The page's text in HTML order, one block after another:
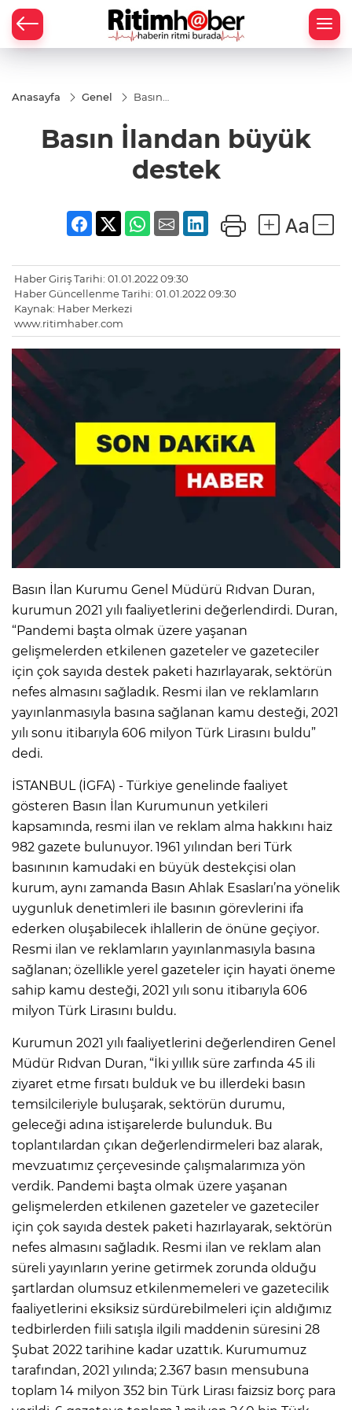
Anasayfa Genel
Basın
destek
Basın İlandan büyük
destek
Haber Giriş Tarihi: 01.01.2022 09:30
Haber Güncellenme Tarihi: 01.01.2022 09:30
Kaynak: Haber Merkezi
www.ritimhaber.com
Basın İlan Kurumu Genel Müdürü Rıdvan Duran,
kurumun 2021 yılı faaliyetlerini değerlendirdi. Duran,
“Pandemi başta olmak üzere yaşanan
gelişmelerden etkilenen gazeteler ve gazeteciler
için çok sayıda destek paketi hazırlayarak, sektörün
nefes almasını sağladık. Resmi ilan ve reklamların
yayınlanmasıyla basına sağlanan kamu desteği, 2021
yılı sonu itibarıyla 606 milyon Türk Lirasını buldu”
dedi.
İSTANBUL (İGFA) - Türkiye genelinde faaliyet
gösteren Basın İlan Kurumunun yetkileri
kapsamında, resmi ilan ve reklam alma hakkını haiz
982 gazete bulunuyor. 1961 yılından beri Türk
basınının kamudaki en büyük destekçisi olan
kurum, aynı zamanda Basın Ahlak Esasları’na yönelik
uygunluk denetimleri ile basının görevlerini ifa
ederken oluşabilecek ihlallerin de önüne geçiyor.
Resmi ilan ve reklamların yayınlanmasıyla basına
sağlanan; özellikle yerel gazeteler için hayati öneme
sahip kamu desteği, 2021 yılı sonu itibarıyla 606
milyon Türk Lirasını buldu.
Kurumun 2021 yılı faaliyetlerini değerlendiren Genel
Müdür Rıdvan Duran, “İki yıllık süre zarfında 45 ili
ziyaret etme fırsatı bulduk ve bu illerdeki basın
temsilcileriyle buluşarak, sektörün durumu,
geleceği adına istişarelerde bulunduk. Bu
toplantılardan çıkan değerlendirmeleri baz alarak,
mevzuatımız çerçevesinde çalışmalarımıza yön
verdik. Pandemi başta olmak üzere yaşanan
gelişmelerden etkilenen gazeteler ve gazeteciler
için çok sayıda destek paketi hazırlayarak, sektörün
nefes almasını sağladık. Resmi ilan ve reklam alan
süreli yayınların yerine getirmek zorunda olduğu
şartlardan olumsuz etkilenmemeleri ve gazetecilik
faaliyetlerini eksiksiz sürdürebilmeleri için aldığımız
tedbirlerden fiili satışla ilgili maddenin süresini 28
Şubat 2022 tarihine kadar uzattık. Kurumumuz
tarafından, 2021 yılında; 2.367 basın mensubuna
toplam 14 milyon 352 bin Türk Lirası faizsiz borç para